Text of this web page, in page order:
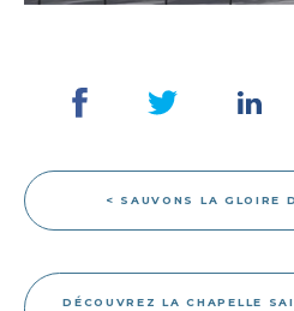
< SAUVONS LA GLOIRE
DÉCOUVREZ LA CHAPELLE